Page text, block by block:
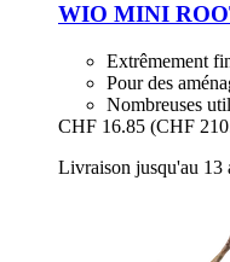
WIO MINI
Extrêmement
Pour des
Nombreuses
CHF 16.85 (CHF
Livraison jusqu'au 13